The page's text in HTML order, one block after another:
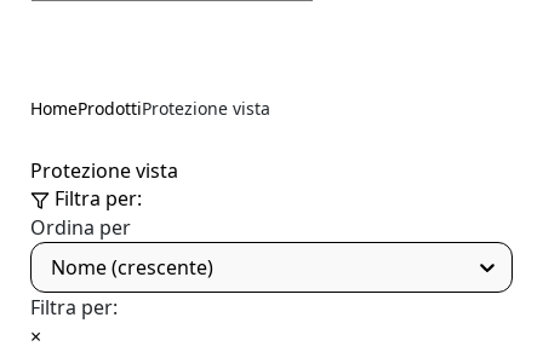
HomeProdottiProtezione vista
Protezione vista
Filtra per:
Ordina per
Nome (crescente)
Filtra per:
×